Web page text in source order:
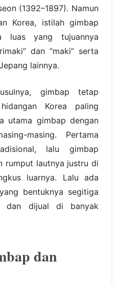
(1392–1897). Namun
Korea, istilah gimbap
luas yang tujuannya
dan “maki” serta
lainnya.
gimbap tetap
Korea paling
utama gimbap dengan
masing. Pertama
lalu gimbap
rumput lautnya justru di
luarnya. Lalu ada
bentuknya segitiga
dan dijual di banyak
dan